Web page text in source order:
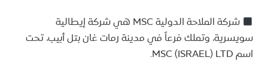
شركة الملاحة الدولية MSC هي شركة إيطالية
سويسرية، وتملك فرعاً في مدينة رمات غان بتل أبيب، تحت
اسم MSC (ISRAEL) LTD.